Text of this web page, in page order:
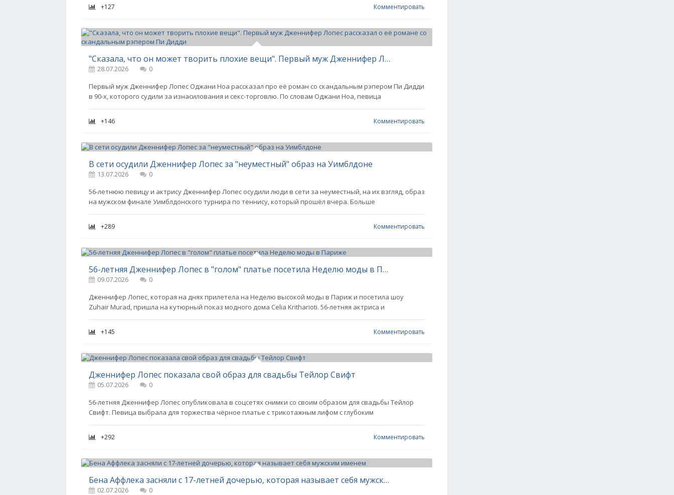
+127 Комментировать
"Сказала, что он может творить плохие вещи". Первый муж Дженнифер Лопес рассказал о её романе со скандальным рэпером Пи Дидди
28.07.2026
0
Первый муж Дженнифер Лопес Оджани Ноа рассказал про её роман со скандальным рэпером Пи Дидди
в 90-х, которого судили за изнасилования и секс-торговлю. По словам Оджани Ноа, певица
+146 Комментировать
В сети осудили Дженнифер Лопес за "неуместный" образ на Уимблдоне
13.07.2026
0
56-летнюю певицу и актрису Дженнифер Лопес осудили люди в сети за неуместный, на их взгляд, образ
на мужском финале Уимблдонского турнира по теннису, который прошёл вчера. Больше
+289 Комментировать
56-летняя Дженнифер Лопес в "голом" платье посетила Неделю моды в Париже
09.07.2026
0
Дженнифер Лопес, которая на днях прилетела на Неделю высокой моды в Париж и посетила шоу
Zuhair Murad, пришла на кутюрный показ модного дома Celia Kritharioti. 56-летняя актриса и
+145 Комментировать
Дженнифер Лопес показала свой образ для свадьбы Тейлор Свифт
05.07.2026
0
56-летняя Дженнифер Лопес опубликовала в соцсетях снимки со своим образом для свадьбы Тейлор
Свифт. Певица выбрала для торжества чёрное платье с трикотажным лифом с глубоким
+292 Комментировать
Бена Аффлека засняли с 17-летней дочерью, которая называет себя мужским именем
02.07.2026
0